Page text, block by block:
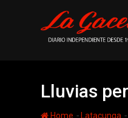
Lluvias
Home - Latacunga -